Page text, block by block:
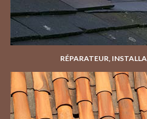
RÉPARATEUR,